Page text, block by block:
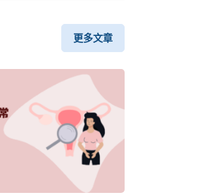
更多文章